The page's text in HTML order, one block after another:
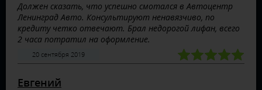
Должен сказать, что успешно смотался в Автоцентр
Ленинград Авто. Консультируют ненавязчиво, по
кредиту четко отвечают. Брал недорогой лифан, всего
2 часа потратил на оформление.
20 сентября 2019
Евгений